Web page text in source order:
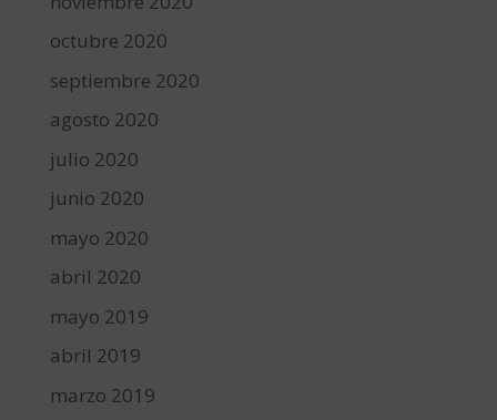
octubre 2020
septiembre 2020
agosto 2020
julio 2020
junio 2020
mayo 2020
abril 2020
mayo 2019
abril 2019
marzo 2019